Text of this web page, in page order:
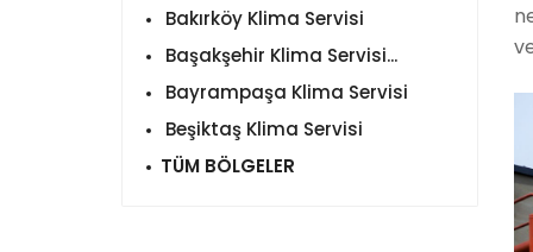
Bakırköy Klima Servisi
Başakşehir Klima Servisi...
Bayrampaşa Klima Servisi
Beşiktaş Klima Servisi
TÜM BÖLGELER